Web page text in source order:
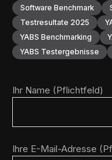
Software Benchmark
Testresultate 2025
YABS Benchmarking
YABS Testergebnisse
Ihr Name (Pflichtfeld)
Ihre E-Mail-Adresse